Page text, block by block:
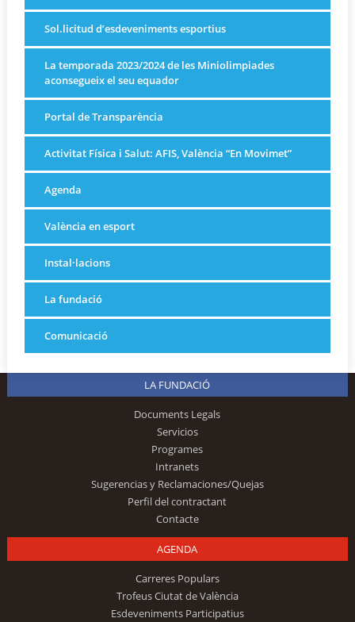
Sol.licitud d’esdeveniments esportius
La temporada 2023/2024 de les Miniolimpiades
aconsegueix el seu equador
Portal de Transparència
Activitat Física i Salut: AFIS, València “En Movimet”
Agenda
València en esport
Instal·lacions
La fundació
Comunicació
LA FUNDACIÓ
Documents Legals
Servicios
Programes
Intranets
Sugerencias y Reclamaciones/Quejas
Perfil del contractant
Contacte
AGENDA
Carreres Populars
Trofeus Ciutat de València
Esdeveniments Participatius